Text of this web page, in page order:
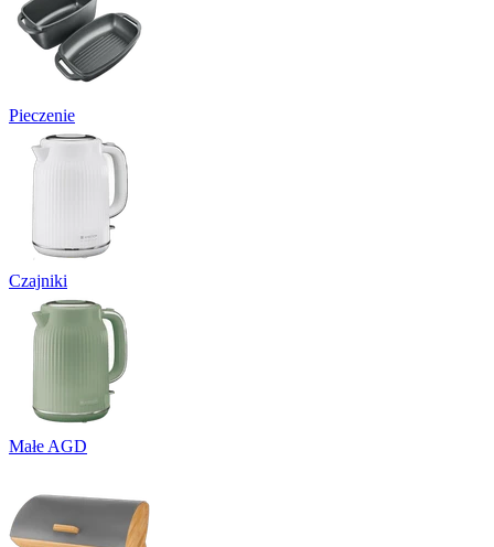
Pieczenie
Czajniki
Małe AGD